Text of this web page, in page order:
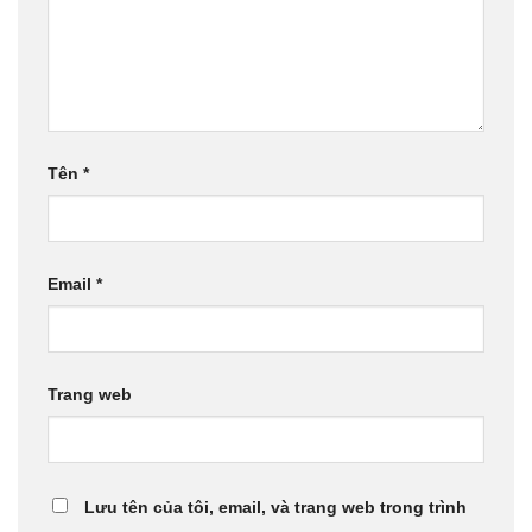
Tên *
Email *
Trang web
Lưu tên của tôi, email, và trang web trong trình